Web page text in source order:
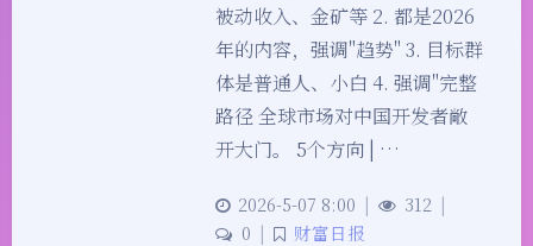
被动收入、金矿等 2. 都是2026
年的内容，强调"趋势" 3. 目标群
体是普通人、小白 4. 强调"完整
路径 全球市场对中国开发者敞
开大门。 5个方向 | …
2026-5-07 8:00 | 312 |
0 |
财富日报